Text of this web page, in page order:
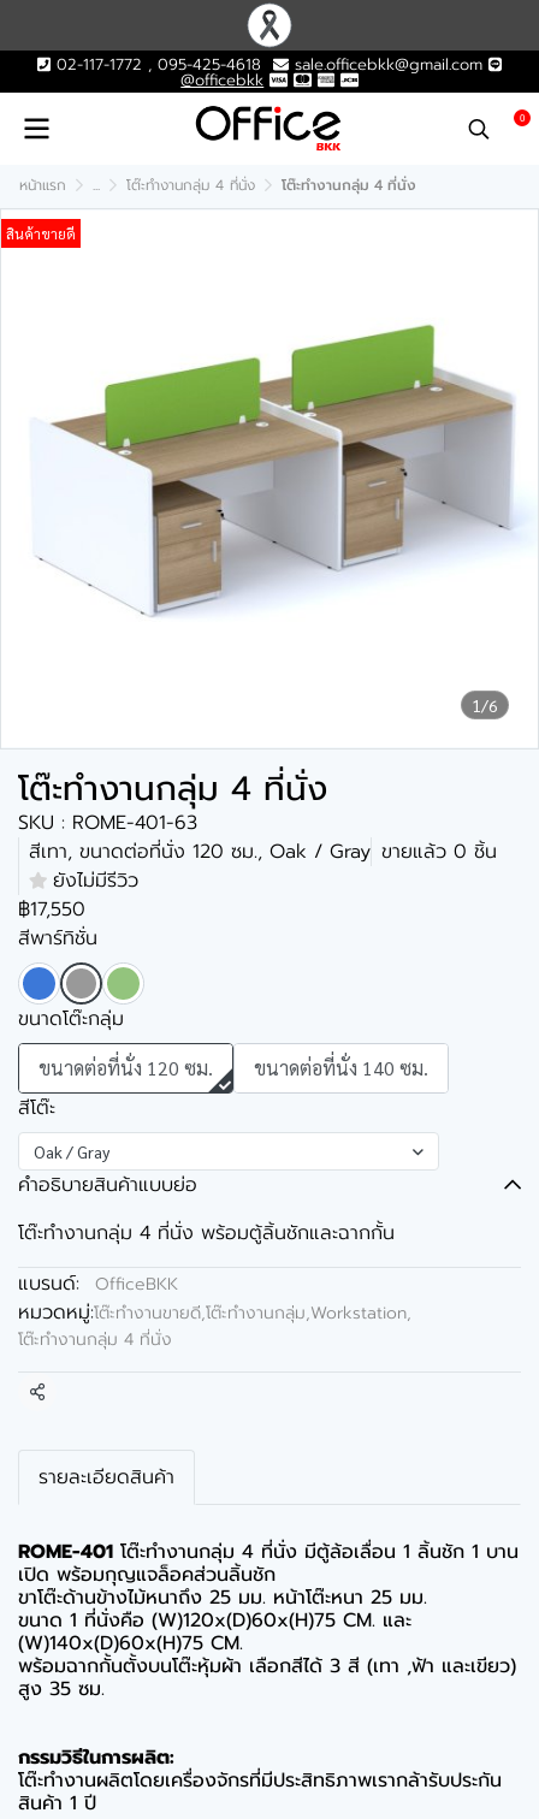
02-117-1772 , 095-425-4618 sale.officebkk@gmail.com
@officebkk
0
หน้าแรก ... โต๊ะทำงานกลุ่ม 4 ที่นั่ง โต๊ะทำงานกลุ่ม 4 ที่นั่ง
1/6
สินค้าขายดี
โต๊ะทำงานกลุ่ม 4 ที่นั่ง
SKU : ROME-401-63
สีเทา, ขนาดต่อที่นั่ง 120 ซม., Oak / Gray ขายแล้ว 0 ชิ้น
ยังไม่มีรีวิว
฿17,550
สีพาร์ทิชั่น
ขนาดโต๊ะกลุ่ม
ขนาดต่อที่นั่ง 120 ซม. ขนาดต่อที่นั่ง 140 ซม.
สีโต๊ะ
Oak / Gray
คำอธิบายสินค้าแบบย่อ
โต๊ะทำงานกลุ่ม 4 ที่นั่ง พร้อมตู้ลิ้นชักและฉากกั้น
แบรนด์:
OfficeBKK
หมวดหมู่:โต๊ะทำงานขายดี,โต๊ะทำงานกลุ่ม,Workstation,
โต๊ะทำงานกลุ่ม 4 ที่นั่ง
แชร์
รายละเอียดสินค้า
ROME-401 โต๊ะทำงานกลุ่ม 4 ที่นั่ง มีตู้ล้อเลื่อน 1 ลิ้นชัก 1 บาน
เปิด พร้อมกุญแจล็อคส่วนลิ้นชัก
ขาโต๊ะด้านข้างไม้หนาถึง 25 มม. หน้าโต๊ะหนา 25 มม.
ขนาด 1 ที่นั่งคือ (W)120x(D)60x(H)75 CM. และ
(W)140x(D)60x(H)75 CM.
พร้อมฉากกั้นตั้งบนโต๊ะหุ้มผ้า เลือกสีได้ 3 สี (เทา ,ฟ้า และเขียว)
สูง 35 ซม.
กรรมวิธีในการผลิต:
โต๊ะทำงานผลิตโดยเครื่องจักรที่มีประสิทธิภาพเรากล้ารับประกัน
สินค้า 1 ปี